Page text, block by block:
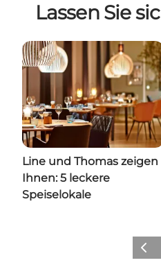
Lassen Sie
Line und Thomas zeigen
Ihnen: 5 leckere
Speiselokale